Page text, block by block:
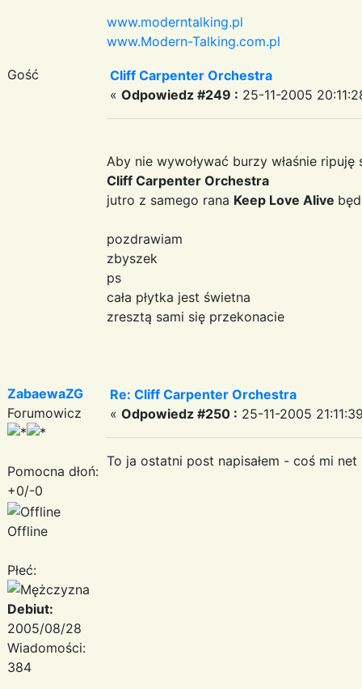
www.moderntalking.pl
www.Modern-Talking.com.pl
Gość
Cliff Carpenter Orchestra
« Odpowiedz #249 : 25-11-2005
Aby nie wywoływać burzy właśnie ripuję
Cliff Carpenter Orchestra
jutro z samego rana Keep Love Alive
pozdrawiam
zbyszek
ps
cała płytka jest świetna
zresztą sami się przekonacie
ZabaewaZG
Forumowicz
Pomocna dłoń:
+0/-0
Offline
Płeć:
Debiut:
2005/08/28
Wiadomości:
384
Re: Cliff Carpenter Orchestra
« Odpowiedz #250 : 25-11-2005
To ja ostatni post napisałem - coś mi net